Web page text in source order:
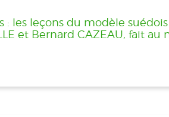
les leçons du modèle
et Bernard CAZEAU, fait